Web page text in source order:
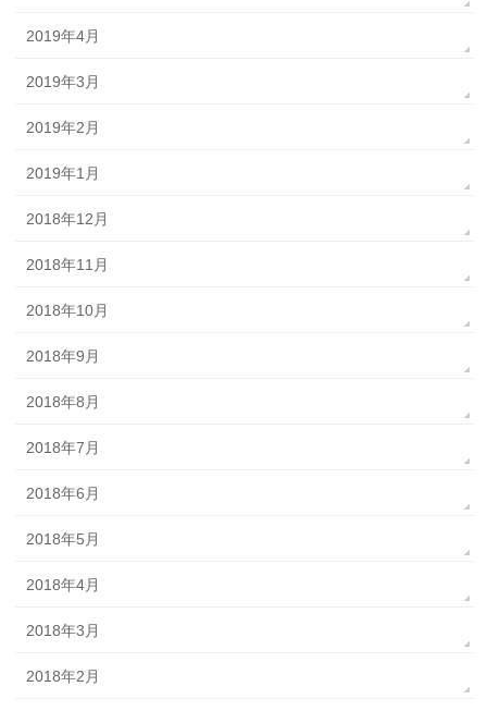
2019年4月
2019年3月
2019年2月
2019年1月
2018年12月
2018年11月
2018年10月
2018年9月
2018年8月
2018年7月
2018年6月
2018年5月
2018年4月
2018年3月
2018年2月